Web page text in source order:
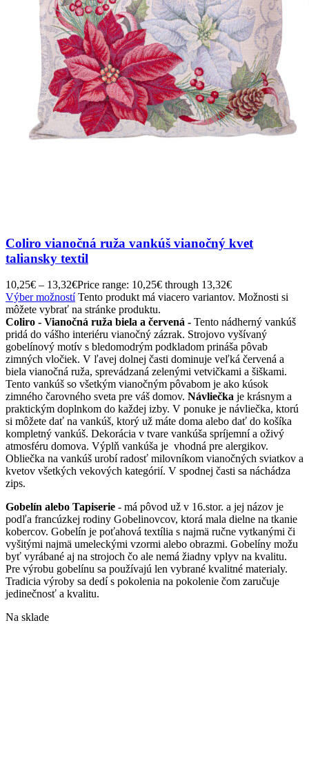
Coliro vianočná ruža vankúš vianočný kvet
taliansky textil
10,25€ – 13,32€Price range: 10,25€ through 13,32€
Výber možnostíTento produkt má viacero variantov. Možnosti si
môžete vybrať na stránke produktu.
Coliro - Vianočná ruža biela a červená - Tento nádherný vankúš
pridá do vášho interiéru vianočný zázrak. Strojovo vyšívaný
gobelínový motív s bledomodrým podkladom prináša pôvab
zimných vločiek. V ľavej dolnej časti dominuje veľká červená a
biela vianočná ruža, sprevádzaná zelenými vetvičkami a šiškami.
Tento vankúš so všetkým vianočným pôvabom je ako kúsok
zimného čarovného sveta pre váš domov. Návliečka je krásnym a
praktickým doplnkom do každej izby. V ponuke je návliečka, ktorú
si môžete dať na vankúš, ktorý už máte doma alebo dať do košíka
kompletný vankúš. Dekorácia v tvare vankúša spríjemní a oživý
atmosféru domova. Výplň vankúša je vhodná pre alergikov.
Obliečka na vankúš urobí radosť milovníkom vianočných sviatkov a
kvetov všetkých vekových kategórií. V spodnej časti sa náchádza
zips.
Gobelín alebo Tapiserie - má pôvod už v 16.stor. a jej názov je
podľa francúzkej rodiny Gobelinovcov, ktorá mala dielne na tkanie
kobercov. Gobelín je poťahová textília s najmä ručne vytkanými či
vyšitými najmä umeleckými vzormi alebo obrazmi. Gobelíny možu
byť vyrábané aj na strojoch čo ale nemá žiadny vplyv na kvalitu.
Pre výrobu gobelínu sa používajú len vybrané kvalitné materialy.
Tradicia výroby sa dedí s pokolenia na pokolenie čom zaručuje
jedinečnosť a kvalitu.
Na sklade